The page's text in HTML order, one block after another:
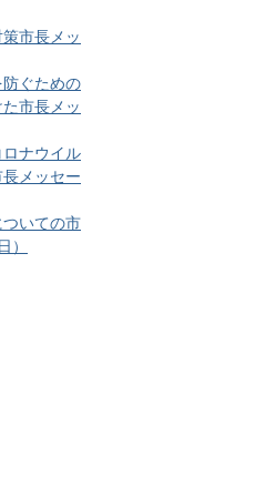
市長メッ
ぐための
市長メッ
ナウイル
メッセー
いての市